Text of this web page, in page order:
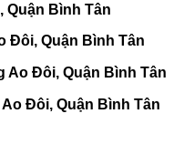
Bình Tân
Đôi, Quận Bình Tân
Ao Đôi, Quận Bình Tân
Đôi, Quận Bình Tân